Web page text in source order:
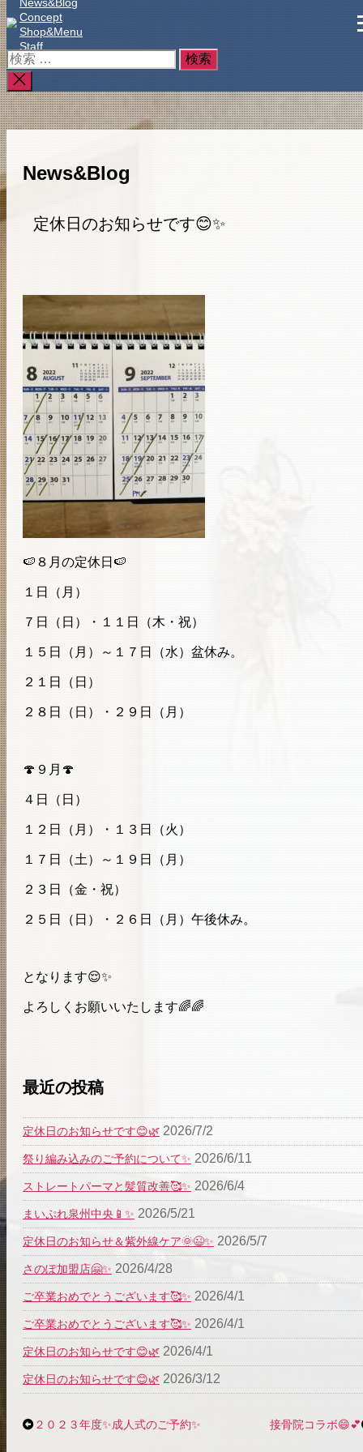
コ
ン
テ
ン
ツ
へ
ス
キ
ッ
プ
News&Blog
Concept
Shop&Menu
Staff
Gallery
検
索
対
象:
検
索
を
閉
るNews&Blog
定休日のお知らせです😊✨
🍉８月の定休日🍉
１日（月）
７日（日）・１１日（木・祝）
１５日（月）～１７日（水）盆休み。
２１日（日）
２８日（日）・２９日（月）
🍄９月🍄
４日（日）
１２日（月）・１３日（火）
１７日（土）～１９日（月）
２３日（金・祝）
２５日（日）・２６日（月）午後休み。
となります😌✨
よろしくお願いいたします🌈🌈
最近の投稿
定休日のお知らせです😊🌿 2026/7/2
祭り編み込みのご予約について✨ 2026/6/11
ストレートパーマと髪質改善🥰✨ 2026/6/4
まいぷれ泉州中央📱✨ 2026/5/21
定休日のお知らせ＆紫外線ケア🌞😉✨ 2026/5/7
さのぽ加盟店🤗✨ 2026/4/28
ご卒業おめでとうございます🥰✨ 2026/4/1
ご卒業おめでとうございます🥰✨ 2026/4/1
定休日のお知らせです😊🌿 2026/4/1
定休日のお知らせです😊🌿 2026/3/12
２０２３年度✨成人式のご予約✨ 接骨院コラボ😄💕